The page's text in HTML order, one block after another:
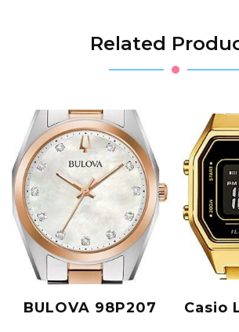
Related
BULOVA 98P207
Casio